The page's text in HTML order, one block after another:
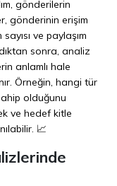
gönderilerin
gönderinin erişim
ve paylaşım
sonra, analiz
anlamlı hale
Örneğin, hangi tür
olduğunu
ve hedef kitle
📈